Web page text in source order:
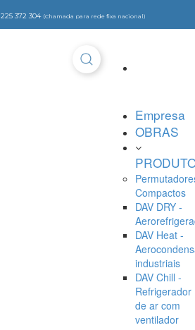
225 372 304 (Chamada para rede fixa nacional)
Empresa
OBRAS
Compactos
DAV DRY -
DAV Heat -
industriais
DAV Chill -
Refrigerador
de ar com
ventilador